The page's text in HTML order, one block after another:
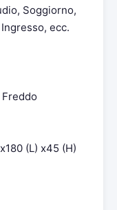
Soggiorno,
ecc.
(L) x45 (H)